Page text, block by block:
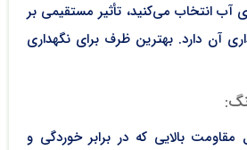
آب انتخاب می‌کنید، تأثیر مستقیمی بر
آن دارد. بهترین ظرف برای نگهداری
بالایی که در برابر خوردگی و